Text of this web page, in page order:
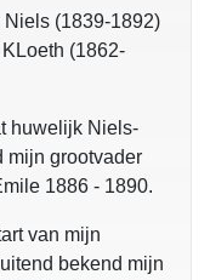
(1839-1892)
(1862-
huwelijk Niels-
mijn grootvader
1886 - 1890.
van mijn
bekend mijn